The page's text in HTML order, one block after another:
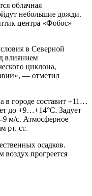
облачная
небольшие дожди.
центра «Фобос»
в Северной
влиянием
циклона,
— отметил
в городе составит +11…
до +9…+14°С. Задует
9 м/с. Атмосферное
рт. ст.
осадков.
прогреется